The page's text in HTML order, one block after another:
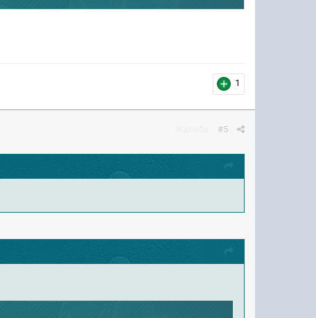
1
#5